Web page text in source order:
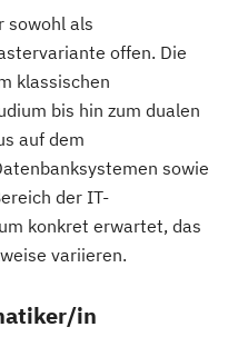
sowohl als
offen. Die
klassischen
bis hin zum dualen
auf dem
sowie
der IT-
konkret erwartet, das
variieren.
in